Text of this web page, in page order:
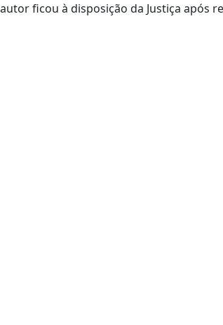
ficou à disposição da Justiça após